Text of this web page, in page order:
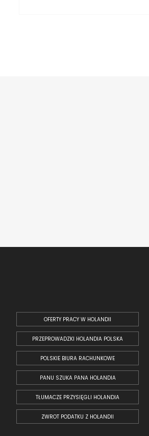
OFERTY PRACY W HOLANDII
PRZEPROWADZKI HOLANDIA POLSKA
POLSKIE BIURA RACHUNKOWE
PANU SZUKA PANA HOLANDIA
TŁUMACZE PRZYSIĘGLI HOLANDIA
ZWROT PODATKU Z HOLANDII